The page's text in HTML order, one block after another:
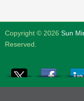
Copyright © 2026 Sun
Reserved.